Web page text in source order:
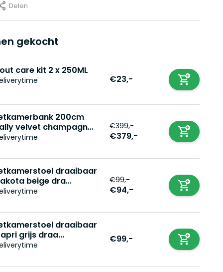
Delen
gekocht
care kit 2 x 250ML
€23,-
200cm
velvet champagn...
€399,-
€379,-
draaibaar
beige dra...
€99,-
€94,-
draaibaar
grijs draa...
€99,-